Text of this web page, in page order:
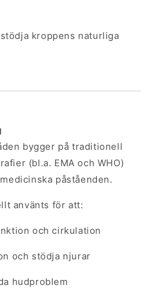
kroppens naturliga
bygger på traditionell
(bl.a. EMA och WHO)
påståenden.
använts för att:
och cirkulation
och stödja njurar
hudproblem